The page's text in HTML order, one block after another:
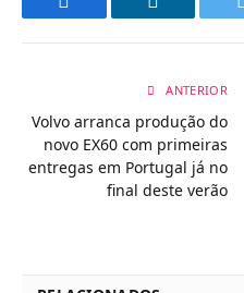
ANTERIOR
Volvo arranca produção do
novo EX60 com primeiras
entregas em Portugal já no
final deste verão